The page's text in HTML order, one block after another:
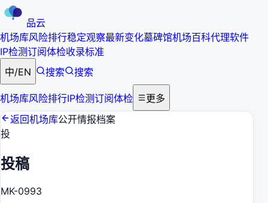
品云
机场库风险排行稳定观察最新变化墓碑馆机场百科代理软件
IP检测订阅体检收录标准
中/EN 搜索 搜索
机场库风险排行IP检测订阅体检
更多
返回机场库公开情报档案
投
投稿
MK-0993